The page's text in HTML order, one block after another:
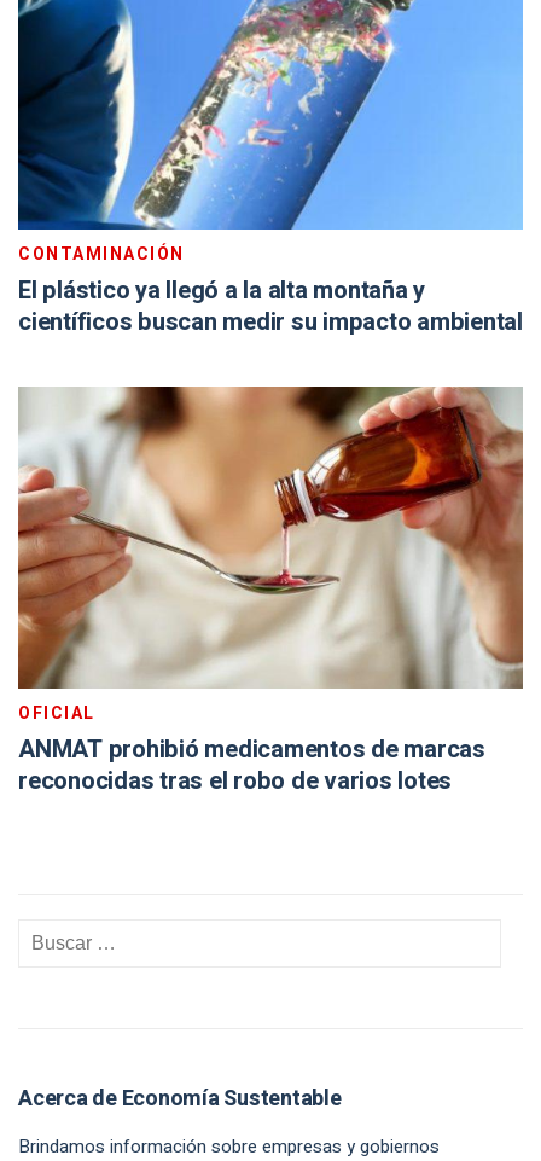
CONTAMINACIÓN
El plástico ya llegó a la alta montaña y
científicos buscan medir su impacto ambiental
OFICIAL
ANMAT prohibió medicamentos de marcas
reconocidas tras el robo de varios lotes
Acerca de Economía Sustentable
Brindamos información sobre empresas y gobiernos